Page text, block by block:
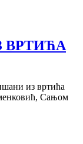
из вртића
Сањом